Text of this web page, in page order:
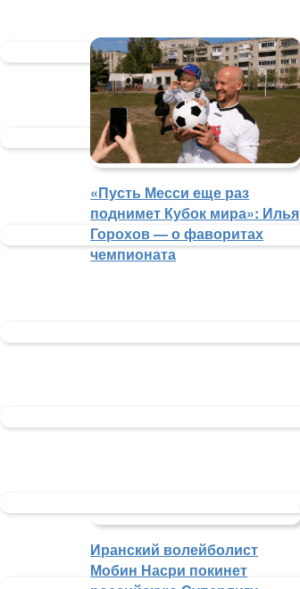
«Пусть Месси еще раз
поднимет Кубок мира»: Илья
Горохов — о фаворитах
чемпионата
Иранский волейболист
Мобин Насри покинет